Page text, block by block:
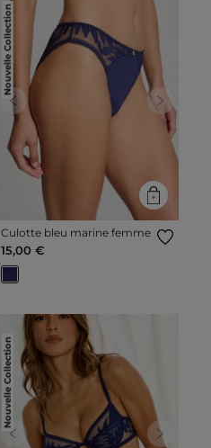
Nouvelle Collection
Previous Next
Culotte bleu marine femme
15,00 €
Nouvelle Collection
Previous Next